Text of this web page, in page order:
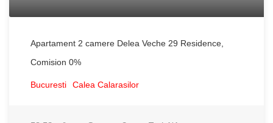
Apartament 2 camere Delea Veche 29 Residence,
Comision 0%
Bucuresti Calea Calarasilor